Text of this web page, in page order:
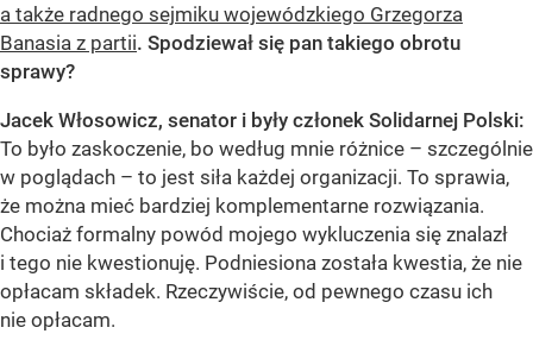
a także radnego sejmiku wojewódzkiego Grzegorza
Banasia z partii. Spodziewał się pan takiego obrotu
sprawy?
Jacek Włosowicz, senator i były członek Solidarnej Polski:
To było zaskoczenie, bo według mnie różnice – szczególnie
w poglądach – to jest siła każdej organizacji. To sprawia,
że można mieć bardziej komplementarne rozwiązania.
Chociaż formalny powód mojego wykluczenia się znalazł
i tego nie kwestionuję. Podniesiona została kwestia, że nie
opłacam składek. Rzeczywiście, od pewnego czasu ich
nie opłacam.